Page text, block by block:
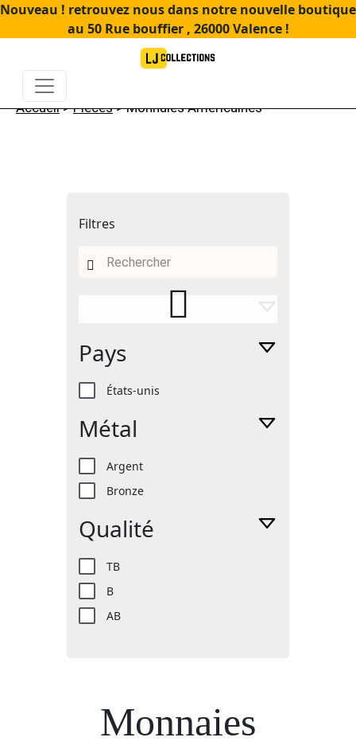
Nouveau ! retrouvez nous dans notre nouvelle boutique
au 50 Rue bouffier , 26000 Valence !
Accueil>Pièces> Monnaies Américaines
Filtres
Recherche
Pays
États-unis
Métal
Argent
Bronze
Qualité
TB
B
AB
Monnaies